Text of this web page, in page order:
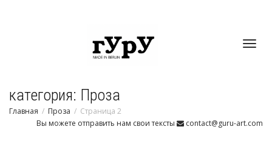
категория: Проза
Главная Проза
Страница 2
Вы можете отправить нам свои тексты
contact@guru-art.com